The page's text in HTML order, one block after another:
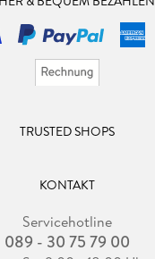
TRUSTED SHOPS
KONTAKT
Servicehotline
089 - 30 75 79 00